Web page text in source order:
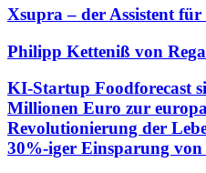
Xsupra – der Assistent
Philipp Ketteniß von
KI-Startup Foodforecast
Millionen Euro zur
Revolutionierung der
30%-iger Einsparung